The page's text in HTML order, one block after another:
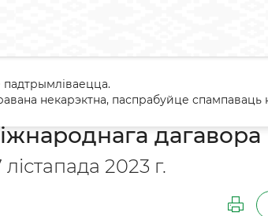
Аб праекце міжнароднага дагавора
дагавора
2023 г.
некарэктна, паспрабуйце